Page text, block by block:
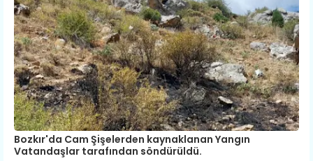
Bozkır'da Cam Şişelerden kaynaklanan Yangın
Vatandaşlar tarafından söndürüldü.